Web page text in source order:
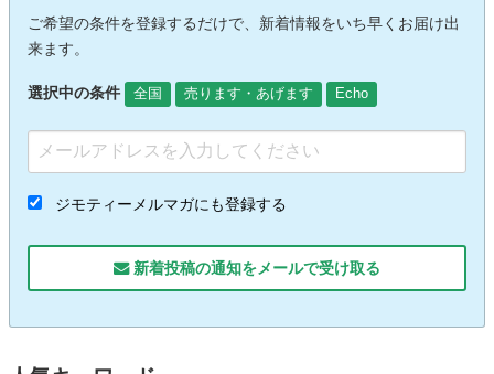
ご希望の条件を登録するだけで、新着情報をいち早くお届け出
来ます。
選択中の条件 全国 売ります・あげます Echo
ジモティーメルマガにも登録する
新着投稿の通知をメールで受け取る